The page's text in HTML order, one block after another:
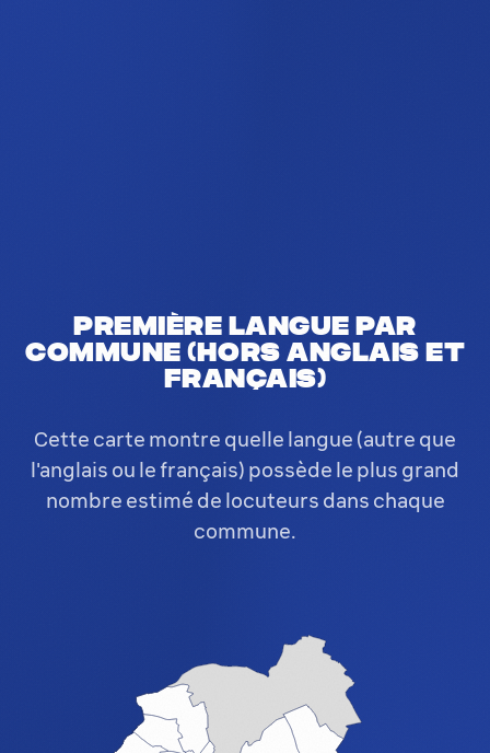
Première langue par
commune (hors anglais et
français)
Cette carte montre quelle langue (autre que
l'anglais ou le français) possède le plus grand
nombre estimé de locuteurs dans chaque
commune.